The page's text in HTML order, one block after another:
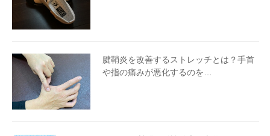
腱鞘炎を改善するストレッチとは？手首
や指の痛みが悪化するのを…